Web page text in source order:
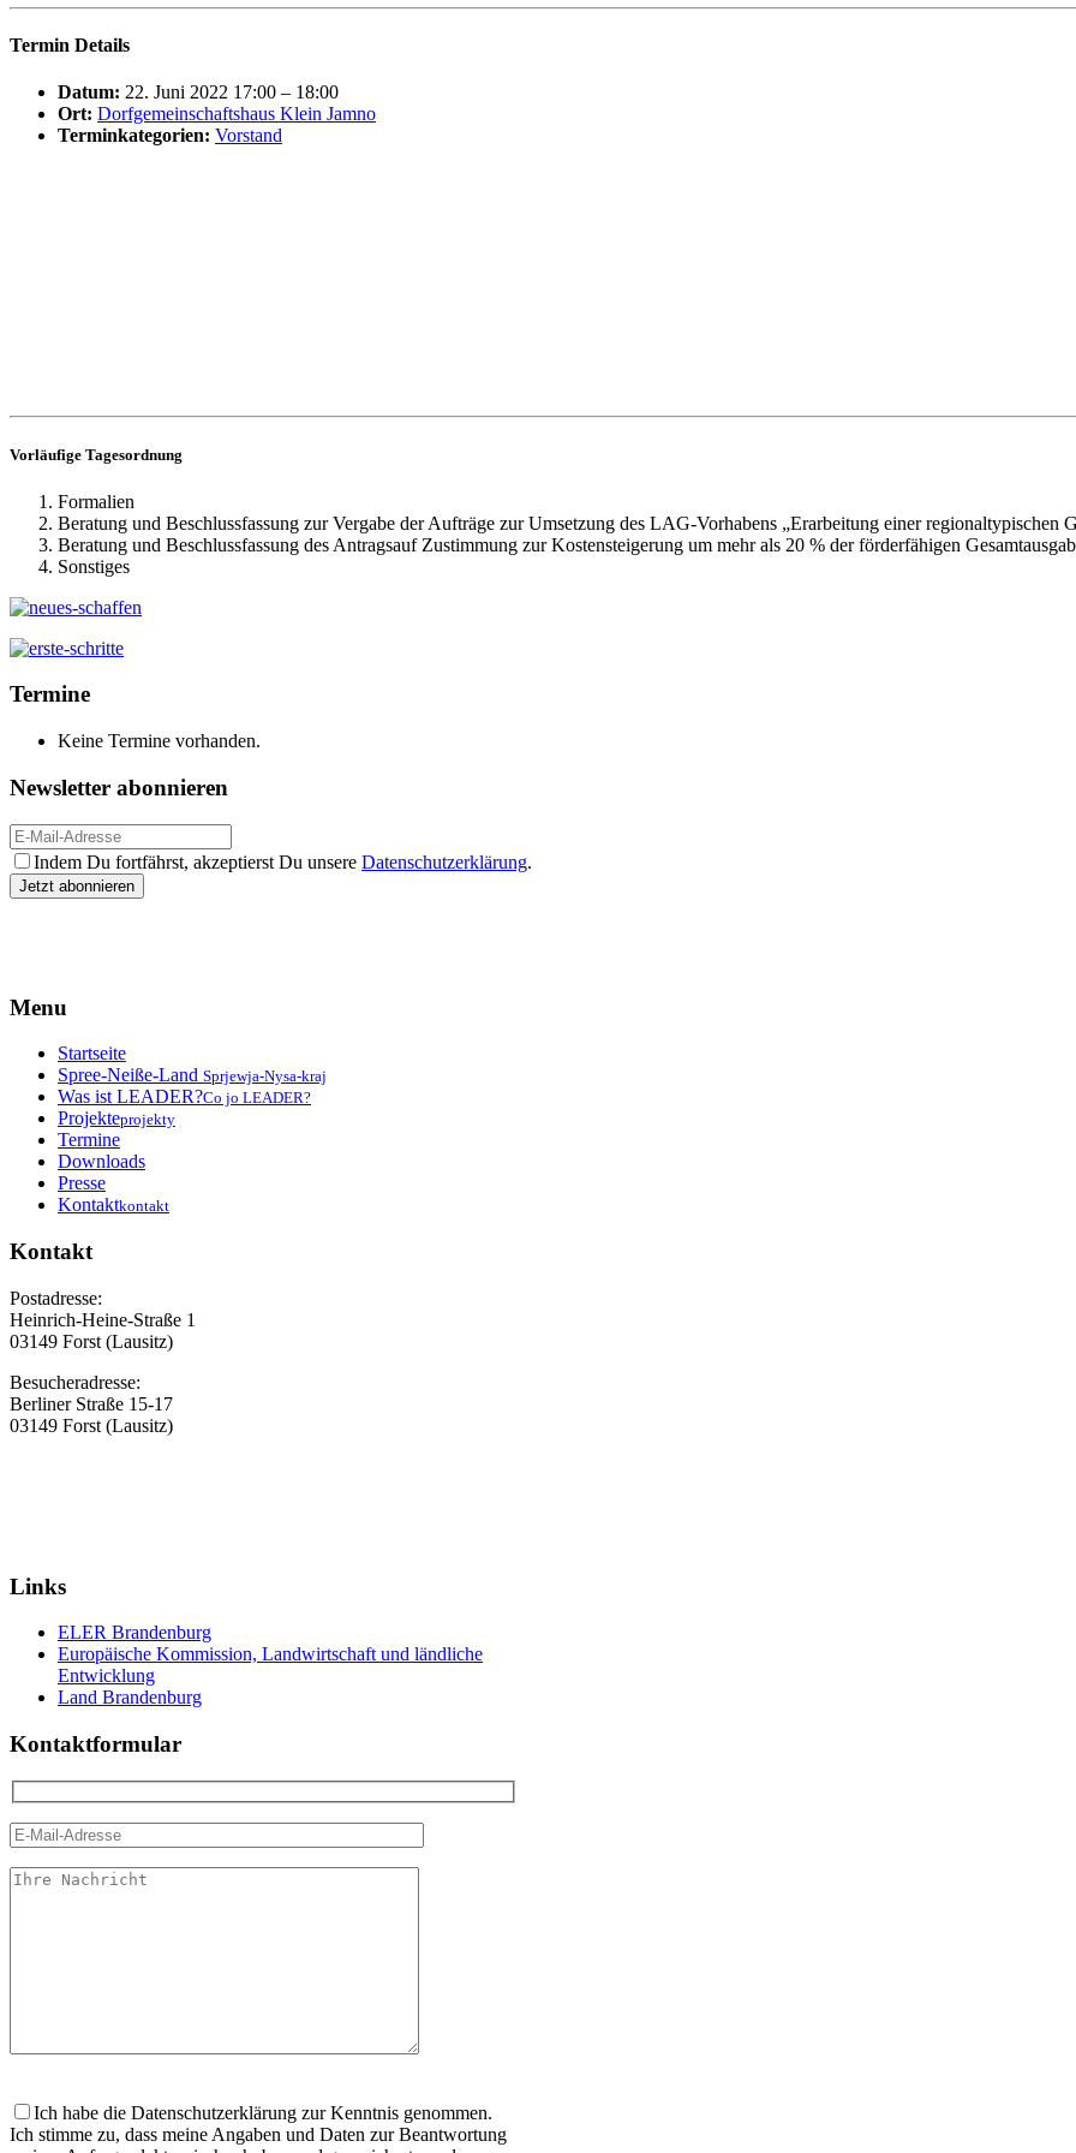
Termin Details
Datum: 22. Juni 2022 17:00 – 18:00
Ort: Dorfgemeinschaftshaus Klein Jamno
Terminkategorien: Vorstand
Vorläufige Tagesordnung
Formalien
Beratung und Beschlussfassung zur Vergabe der Aufträge zur Umsetzung des LAG-Vorhabens „Erarbeitung einer
Beratung und Beschlussfassung des Antragsauf Zustimmung zur Kostensteigerung um mehr als 20 % der förderfähigen
Sonstiges
Termine
Keine Termine vorhanden.
Newsletter abonnieren
Indem Du fortfährst, akzeptierst Du unsere Datenschutzerklärung.
Menu
Startseite
Spree-Neiße-Land Sprjewja-Nysa-kraj
Was ist LEADER?Co jo LEADER?
Projekteprojekty
Termine
Downloads
Presse
Kontaktkontakt
Kontakt
Postadresse:
Heinrich-Heine-Straße 1
03149 Forst (Lausitz)
Besucheradresse:
Berliner Straße 15-17
03149 Forst (Lausitz)
Links
ELER Brandenburg
Europäische Kommission, Landwirtschaft und ländliche
Entwicklung
Land Brandenburg
Kontaktformular
lasse
dieses
Ich habe die Datenschutzerklärung zur Kenntnis genommen.
Ich stimme zu, dass meine Angaben und Daten zur Beantwortung